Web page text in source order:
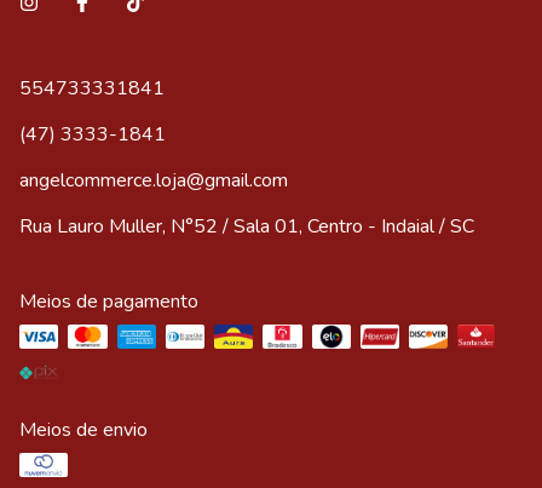
554733331841
(47) 3333-1841
angelcommerce.loja@gmail.com
Rua Lauro Muller, N°52 / Sala 01, Centro - Indaial / SC
Meios de pagamento
Meios de envio